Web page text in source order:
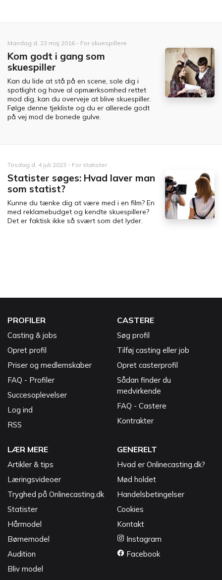
Mandag d. 23 maj 2016 - For skuespillere
Kom godt i gang som
skuespiller
Kan du lide at stå på en scene, sole dig i
spotlight og have al opmærksomhed rettet
mod dig, kan du overveje at blive skuespiller.
Følge denne tjekliste og du er allerede godt
på vej mod de bonede gulve.
Tirsdag d. 4 juli 2023 - For statister
Statister søges: Hvad laver man
som statist?
Kunne du tænke dig at være med i en film? En
med reklamebudget og kendte skuespillere?
Det er faktisk ikke så svært som det lyder.
PROFILER
Casting & jobs
Opret profil
Priser og medlemskaber
FAQ - Profiler
Succesoplevelser
Log ind
RSS
CASTERE
Søg profil
Tilføj casting eller job
Opret casterprofil
Sådan finder du
medvirkende
FAQ - Castere
Kontrakter
LÆR MERE
Artikler & tips
Læringsvideoer
Tryghed på Onlinecasting.dk
Statister
Hårmodel
Børnemodel
Audition
Bliv model
GENERELT
Hvad er Onlinecasting.dk?
Mød holdet
Handelsbetingelser
Cookies
Kontakt
Instagram
Facebook